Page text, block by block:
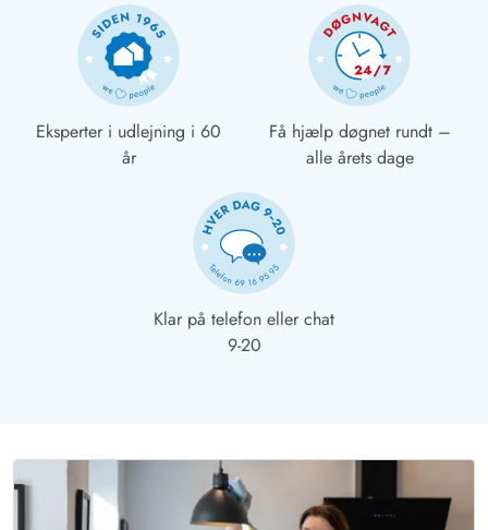
Eksperter i udlejning i 60
år
Få hjælp døgnet rundt –
alle årets dage
Klar på telefon eller chat
9-20